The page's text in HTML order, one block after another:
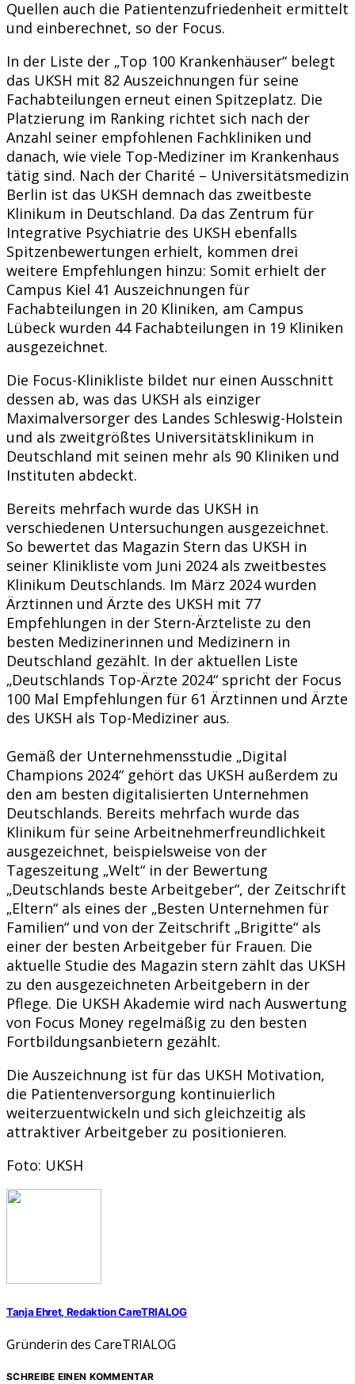
Quellen auch die Patientenzufriedenheit ermittelt
und einberechnet, so der Focus.
In der Liste der „Top 100 Krankenhäuser“ belegt
das UKSH mit 82 Auszeichnungen für seine
Fachabteilungen erneut einen Spitzeplatz. Die
Platzierung im Ranking richtet sich nach der
Anzahl seiner empfohlenen Fachkliniken und
danach, wie viele Top-Mediziner im Krankenhaus
tätig sind. Nach der Charité – Universitätsmedizin
Berlin ist das UKSH demnach das zweitbeste
Klinikum in Deutschland. Da das Zentrum für
Integrative Psychiatrie des UKSH ebenfalls
Spitzenbewertungen erhielt, kommen drei
weitere Empfehlungen hinzu: Somit erhielt der
Campus Kiel 41 Auszeichnungen für
Fachabteilungen in 20 Kliniken, am Campus
Lübeck wurden 44 Fachabteilungen in 19 Kliniken
ausgezeichnet.
Die Focus-Klinikliste bildet nur einen Ausschnitt
dessen ab, was das UKSH als einziger
Maximalversorger des Landes Schleswig-Holstein
und als zweitgrößtes Universitätsklinikum in
Deutschland mit seinen mehr als 90 Kliniken und
Instituten abdeckt.
Bereits mehrfach wurde das UKSH in
verschiedenen Untersuchungen ausgezeichnet.
So bewertet das Magazin Stern das UKSH in
seiner Klinikliste vom Juni 2024 als zweitbestes
Klinikum Deutschlands. Im März 2024 wurden
Ärztinnen und Ärzte des UKSH mit 77
Empfehlungen in der Stern-Ärzteliste zu den
besten Medizinerinnen und Medizinern in
Deutschland gezählt. In der aktuellen Liste
„Deutschlands Top-Ärzte 2024“ spricht der Focus
100 Mal Empfehlungen für 61 Ärztinnen und Ärzte
des UKSH als Top-Mediziner aus.
Gemäß der Unternehmensstudie „Digital
Champions 2024“ gehört das UKSH außerdem zu
den am besten digitalisierten Unternehmen
Deutschlands. Bereits mehrfach wurde das
Klinikum für seine Arbeitnehmerfreundlichkeit
ausgezeichnet, beispielsweise von der
Tageszeitung „Welt“ in der Bewertung
„Deutschlands beste Arbeitgeber“, der Zeitschrift
„Eltern“ als eines der „Besten Unternehmen für
Familien“ und von der Zeitschrift „Brigitte“ als
einer der besten Arbeitgeber für Frauen. Die
aktuelle Studie des Magazin stern zählt das UKSH
zu den ausgezeichneten Arbeitgebern in der
Pflege. Die UKSH Akademie wird nach Auswertung
von Focus Money regelmäßig zu den besten
Fortbildungsanbietern gezählt.
Die Auszeichnung ist für das UKSH Motivation,
die Patientenversorgung kontinuierlich
weiterzuentwickeln und sich gleichzeitig als
attraktiver Arbeitgeber zu positionieren.
Foto: UKSH
Tanja Ehret, Redaktion CareTRIALOG
Gründerin des CareTRIALOG
SCHREIBE EINEN KOMMENTAR